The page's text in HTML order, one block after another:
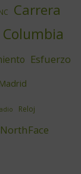
Carrera
Columbia
Esfuerzo
Madrid
Reloj